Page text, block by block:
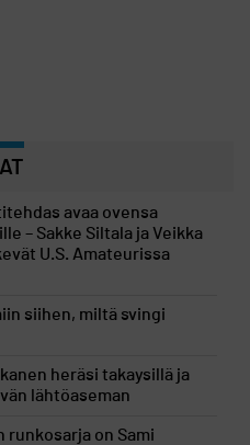
avaa ovensa
– Sakke Siltala ja Veikka
U.S. Amateurissa
siihen, miltä svingi
heräsi takaysillä ja
lähtöaseman
runkosarja on Sami